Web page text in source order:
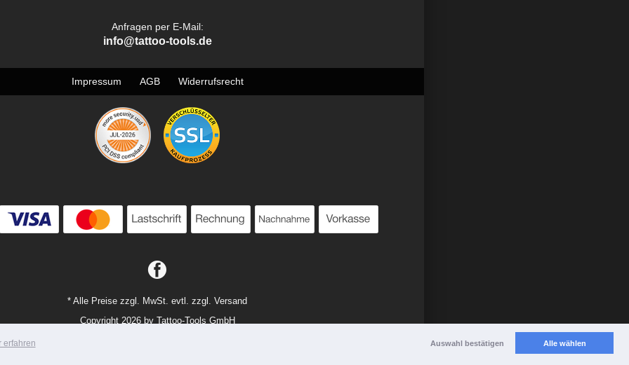
erfahren Auswahl bestätigen Alle wählen
Anfragen per E-Mail:
info@tattoo-tools.de
Impressum AGB Widerrufsrecht
* Alle Preise zzgl. MwSt. evtl. zzgl. Versand
Copyright 2026 by Tattoo-Tools GmbH